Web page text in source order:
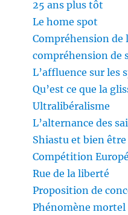
25 ans plus tôt
Le home spot
Compréhension de
compréhension de
L’affluence sur les
Qu’est ce que la
Ultralibéralisme
L’alternance des
Shiastu et bien être
Compétition
Rue de la liberté
Proposition de
Phénomène mortel